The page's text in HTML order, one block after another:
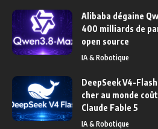
Alibaba dégaine
400 milliards de
open source
IA & Robotique
DeepSeek V4-
cher au monde
Claude Fable 5
IA & Robotique